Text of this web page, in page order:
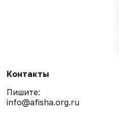
Контакты
Пишите:
info@afisha.org.ru